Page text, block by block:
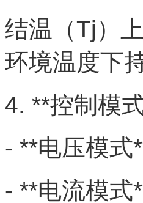
结温（Tj）
环境温度下
4. **控制模
- **电压模式
- **电流模式